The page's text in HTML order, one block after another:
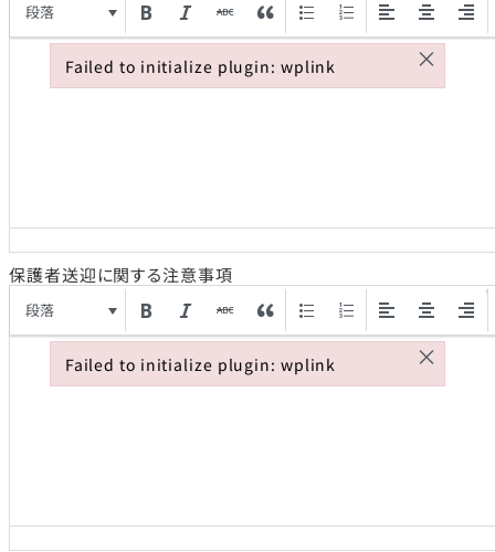
段落
保護者送迎に関する注意事項
段落
Failed to initialize plugin: wplink ×
Failed to initialize plugin: wplink
Failed to initialize plugin: wplink ×
Failed to initialize plugin: wplink